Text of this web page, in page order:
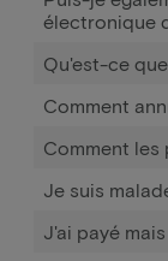
électronique
Qu'est-ce
Comment
Comment
Je suis
J'ai payé